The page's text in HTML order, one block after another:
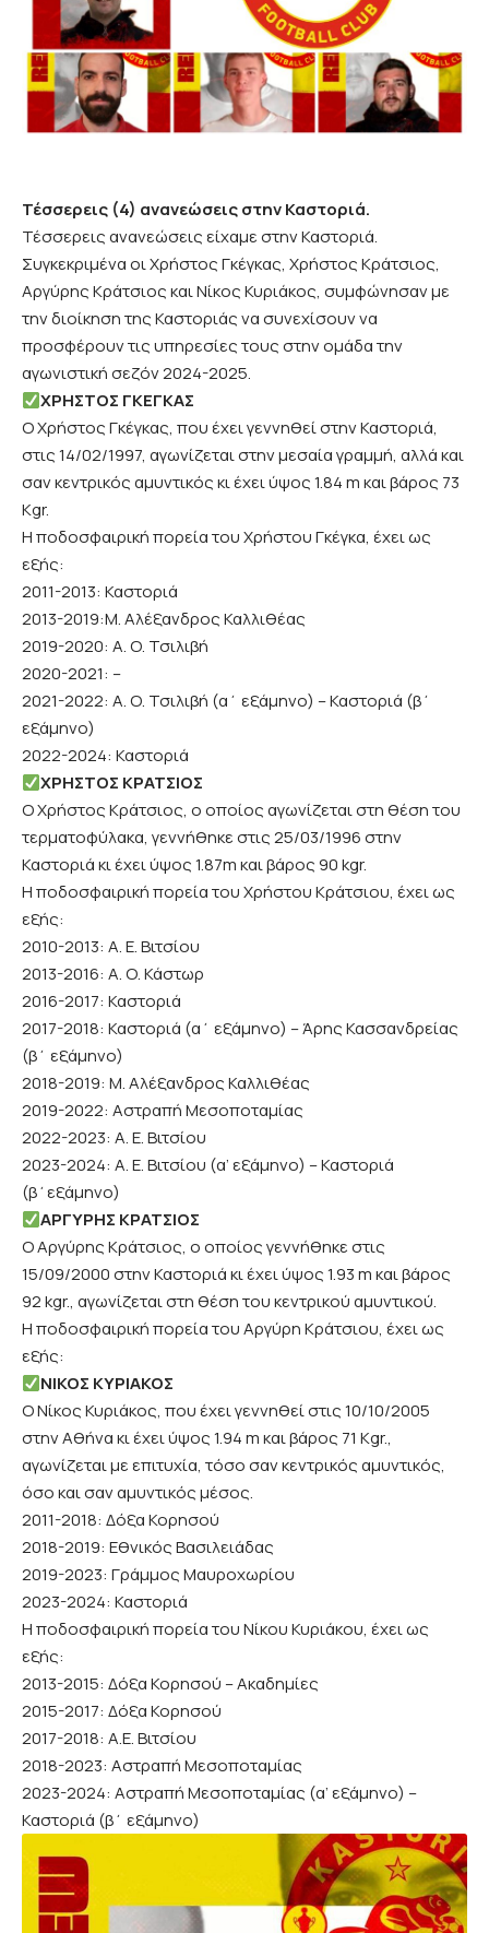
Τέσσερεις (4) ανανεώσεις στην Καστοριά.
Τέσσερεις ανανεώσεις είχαμε στην Καστοριά.
Συγκεκριμένα οι Χρήστος Γκέγκας, Χρήστος Κράτσιος,
Αργύρης Κράτσιος και Νίκος Κυριάκος, συμφώνησαν με
την διοίκηση της Καστοριάς να συνεχίσουν να
προσφέρουν τις υπηρεσίες τους στην ομάδα την
αγωνιστική σεζόν 2024-2025.
ΧΡΗΣΤΟΣ ΓΚΕΓΚΑΣ
Ο Χρήστος Γκέγκας, που έχει γεννηθεί στην Καστοριά,
στις 14/02/1997, αγωνίζεται στην μεσαία γραμμή, αλλά και
σαν κεντρικός αμυντικός κι έχει ύψος 1.84 m και βάρος 73
Kgr.
Η ποδοσφαιρική πορεία του Χρήστου Γκέγκα, έχει ως
εξής:
2011-2013: Καστοριά
2013-2019:Μ. Αλέξανδρος Καλλιθέας
2019-2020: Α. Ο. Τσιλιβή
2020-2021: –
2021-2022: Α. Ο. Τσιλιβή (α΄ εξάμηνο) – Καστοριά (β΄
εξάμηνο)
2022-2024: Καστοριά
ΧΡΗΣΤΟΣ ΚΡΑΤΣΙΟΣ
Ο Χρήστος Κράτσιος, ο οποίος αγωνίζεται στη θέση του
τερματοφύλακα, γεννήθηκε στις 25/03/1996 στην
Καστοριά κι έχει ύψος 1.87m και βάρος 90 kgr.
Η ποδοσφαιρική πορεία του Χρήστου Κράτσιου, έχει ως
εξής:
2010-2013: Α. Ε. Βιτσίου
2013-2016: Α. Ο. Κάστωρ
2016-2017: Καστοριά
2017-2018: Καστοριά (α΄ εξάμηνο) – Άρης Κασσανδρείας
(β΄ εξάμηνο)
2018-2019: Μ. Αλέξανδρος Καλλιθέας
2019-2022: Αστραπή Μεσοποταμίας
2022-2023: Α. Ε. Βιτσίου
2023-2024: Α. Ε. Βιτσίου (α’ εξάμηνο) – Καστοριά
(β΄εξάμηνο)
ΑΡΓΥΡΗΣ ΚΡΑΤΣΙΟΣ
Ο Αργύρης Κράτσιος, ο οποίος γεννήθηκε στις
15/09/2000 στην Καστοριά κι έχει ύψος 1.93 m και βάρος
92 kgr., αγωνίζεται στη θέση του κεντρικού αμυντικού.
Η ποδοσφαιρική πορεία του Αργύρη Κράτσιου, έχει ως
εξής:
ΝΙΚΟΣ ΚΥΡΙΑΚΟΣ
Ο Νίκος Κυριάκος, που έχει γεννηθεί στις 10/10/2005
στην Αθήνα κι έχει ύψος 1.94 m και βάρος 71 Kgr.,
αγωνίζεται με επιτυχία, τόσο σαν κεντρικός αμυντικός,
όσο και σαν αμυντικός μέσος.
2011-2018: Δόξα Κορησού
2018-2019: Εθνικός Βασιλειάδας
2019-2023: Γράμμος Μαυροχωρίου
2023-2024: Καστοριά
Η ποδοσφαιρική πορεία του Νίκου Κυριάκου, έχει ως
εξής:
2013-2015: Δόξα Κορησού – Ακαδημίες
2015-2017: Δόξα Κορησού
2017-2018: Α.Ε. Βιτσίου
2018-2023: Αστραπή Μεσοποταμίας
2023-2024: Αστραπή Μεσοποταμίας (α’ εξάμηνο) –
Καστοριά (β΄ εξάμηνο)